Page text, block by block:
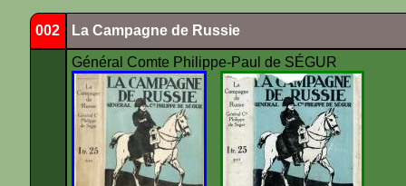
002 La Campagne de Russie
Général Comte Philippe-Paul de SÉGUR